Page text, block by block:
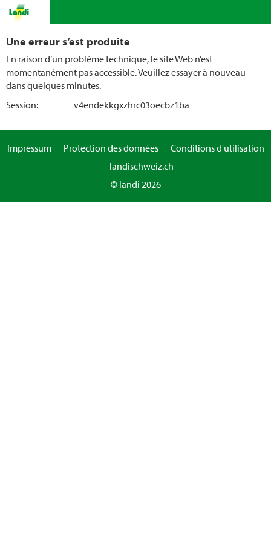
Une erreur s’est produite
En raison d’un problème technique, le site Web n’est
momentanément pas accessible. Veuillez essayer à nouveau
dans quelques minutes.
Session:
v4endekkgxzhrc03oecbz1ba
Impressum Protection des données
Conditions d'utilisation
landischweiz.ch
© landi 2026